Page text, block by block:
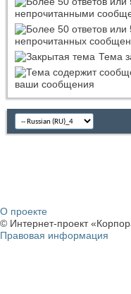
непрочитанными
непрочитанных
Тема
ваши сообщения
О проекте
© Интернет-проект
Правовая информация